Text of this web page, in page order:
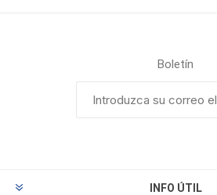
Boletín
INFO ÚTIL